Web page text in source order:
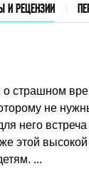
И РЕЦЕНЗИИ
страшном
не
него
этой
...